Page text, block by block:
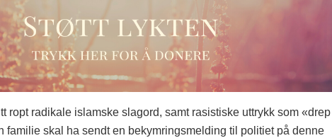
ropt radikale islamske slagord, samt rasistiske uttrykk som «drep
familie skal ha sendt en bekymringsmelding til politiet på denne